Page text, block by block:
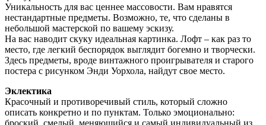
Уникальность для вас ценнее массовости. Вам нравятся
нестандартные предметы. Возможно, те, что сделаны в
небольшой мастерской по вашему эскизу.
На вас наводит скуку идеальная картинка. Лофт – как раз то
место, где легкий беспорядок выглядит богемно и творчески.
Здесь предметы, вроде винтажного проигрывателя и старого
постера с рисунком Энди Уорхола, найдут свое место.
Эклектика
Красочный и противоречивый стиль, который сложно
описать конкретно и по пунктам. Только эмоционально:
броский, смелый, меняющийся и самый индивидуальный из